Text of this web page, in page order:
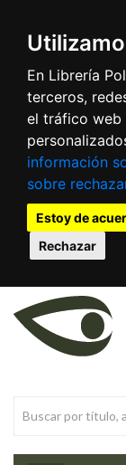
En Librería
terceros,
el tráfico web
información
sobre
Estoy de
Rechazar